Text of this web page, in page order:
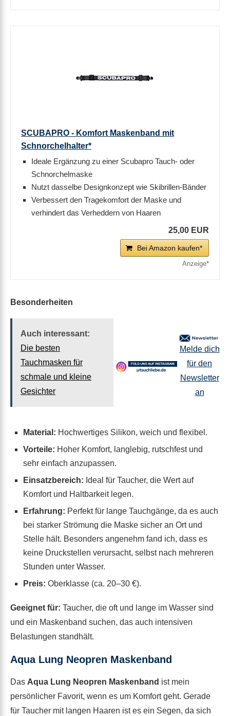
SCUBAPRO - Komfort Maskenband mit
Schnorchelhalter*
Ideale Ergänzung zu einer Scubapro Tauch- oder
Schnorchelmaske
Nutzt dasselbe Designkonzept wie Skibrillen-Bänder
Verbessert den Tragekomfort der Maske und
verhindert das Verheddern von Haaren
25,00 EUR
Bei Amazon kaufen*
Besonderheiten
Auch interessant:
Die besten
Tauchmasken für
schmale und kleine
Gesichter
Melde dich
für den
Newsletter
an
Material: Hochwertiges Silikon, weich und flexibel.
Vorteile: Hoher Komfort, langlebig, rutschfest und
sehr einfach anzupassen.
Einsatzbereich: Ideal für Taucher, die Wert auf
Komfort und Haltbarkeit legen.
Erfahrung: Perfekt für lange Tauchgänge, da es auch
bei starker Strömung die Maske sicher an Ort und
Stelle hält. Besonders angenehm fand ich, dass es
keine Druckstellen verursacht, selbst nach mehreren
Stunden unter Wasser.
Preis: Oberklasse (ca. 20–30 €).
Geeignet für: Taucher, die oft und lange im Wasser sind
und ein Maskenband suchen, das auch intensiven
Belastungen standhält.
Aqua Lung Neopren Maskenband
Das Aqua Lung Neopren Maskenband ist mein
persönlicher Favorit, wenn es um Komfort geht. Gerade
für Taucher mit langen Haaren ist es ein Segen, da sich